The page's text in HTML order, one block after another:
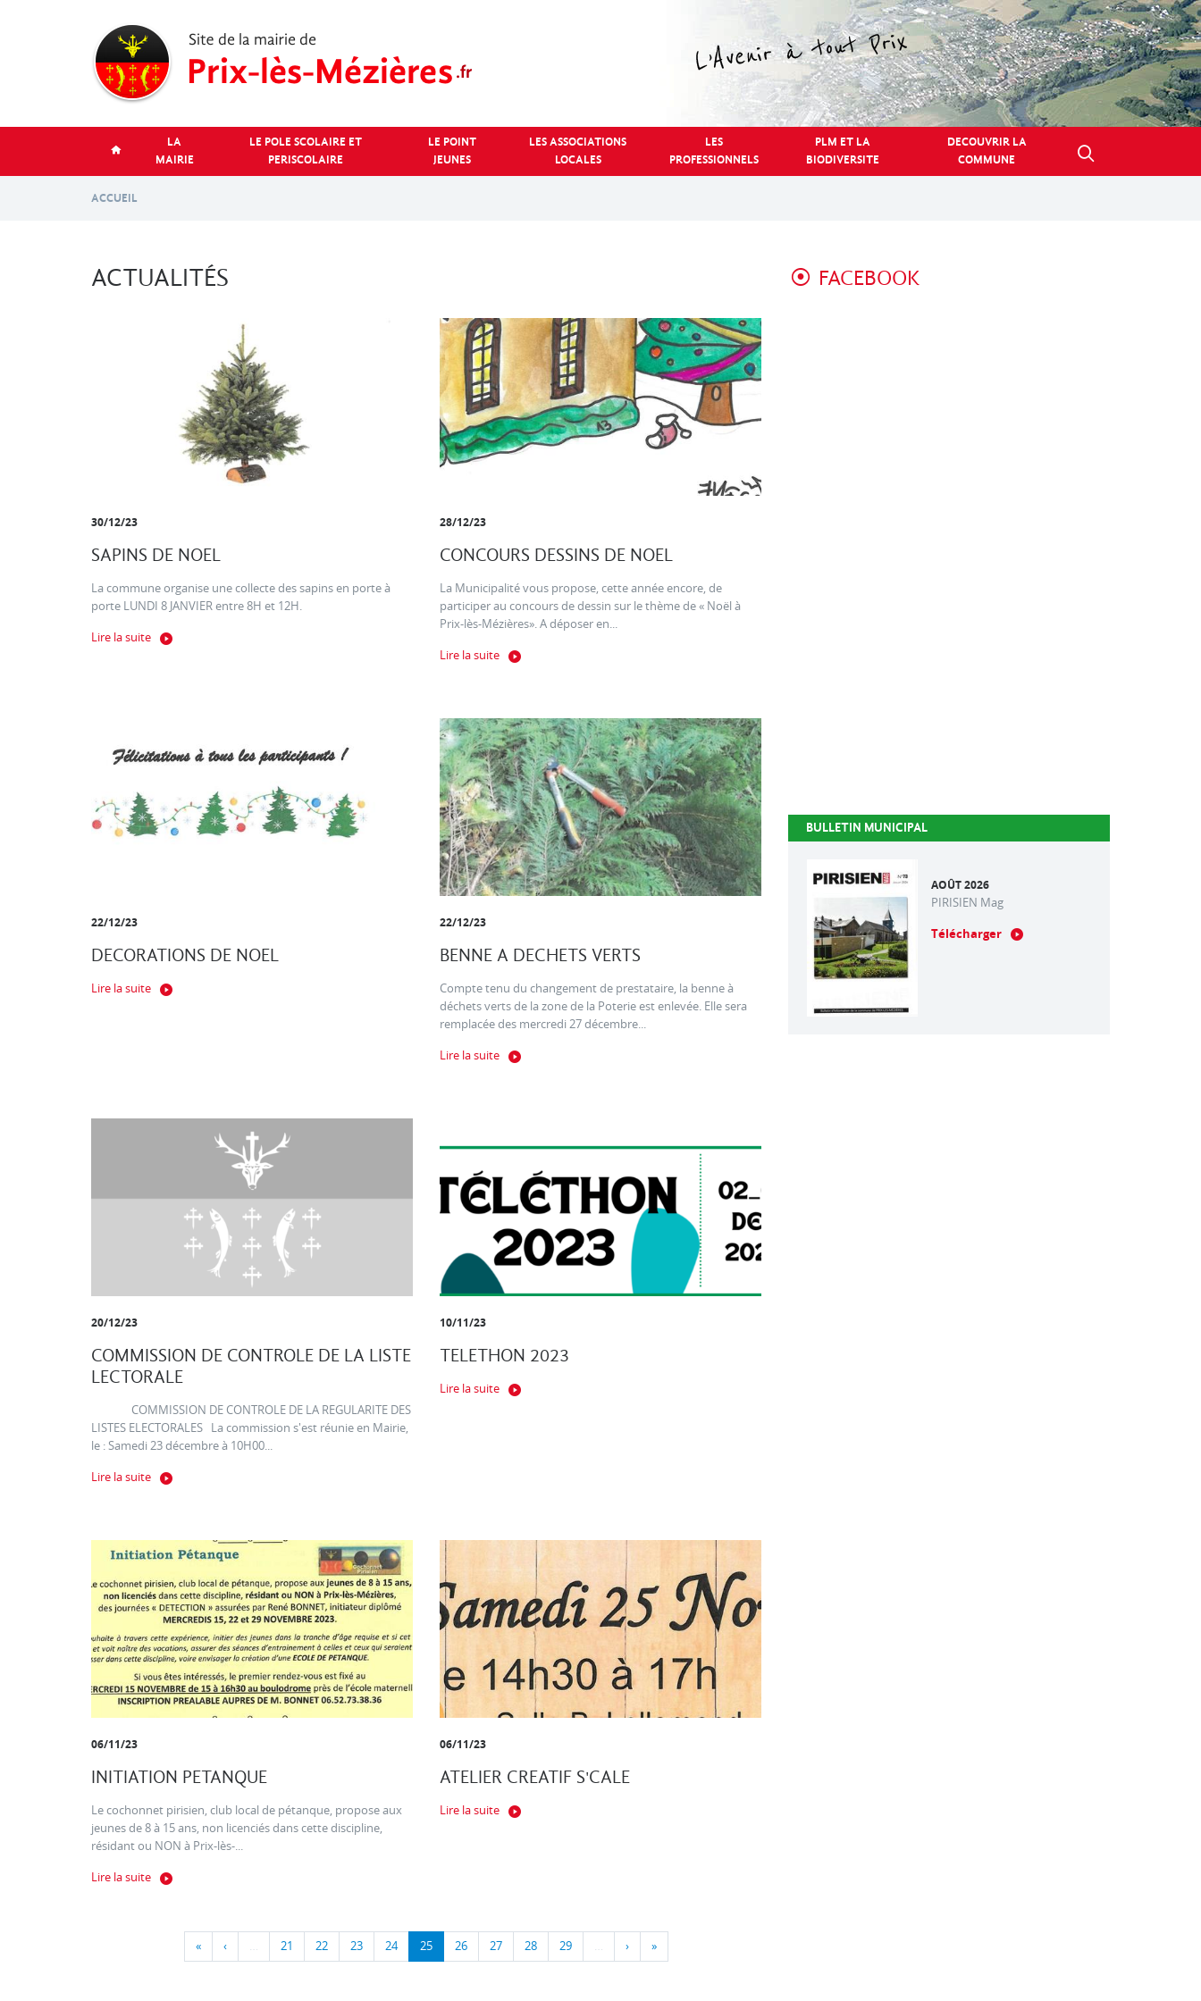
LA
MAIRIE
LE POLE SCOLAIRE ET
PERISCOLAIRE
LE POINT
JEUNES
LES ASSOCIATIONS
LOCALES
LES
PROFESSIONNELS
PLM ET LA
BIODIVERSITE
DECOUVRIR LA
COMMUNE
ACCUEIL
ACTUALITÉS
30/12/23
SAPINS DE NOEL
La commune organise une collecte des sapins en porte à
porte LUNDI 8 JANVIER entre 8H et 12H.
Lire la suite
28/12/23
CONCOURS DESSINS DE NOEL
La Municipalité vous propose, cette année encore, de
participer au concours de dessin sur le thème de « Noël à
Prix-lès-Mézières». A déposer en...
Lire la suite
22/12/23
DECORATIONS DE NOEL
Lire la suite
22/12/23
BENNE A DECHETS VERTS
Compte tenu du changement de prestataire, la benne à
déchets verts de la zone de la Poterie est enlevée. Elle sera
remplacée des mercredi 27 décembre...
Lire la suite
20/12/23
COMMISSION DE CONTROLE DE LA LISTE
LECTORALE
COMMISSION DE CONTROLE DE LA REGULARITE DES
LISTES ELECTORALES La commission s'est réunie en Mairie,
le : Samedi 23 décembre à 10H00...
Lire la suite
10/11/23
TELETHON 2023
Lire la suite
06/11/23
INITIATION PETANQUE
Le cochonnet pirisien, club local de pétanque, propose aux
jeunes de 8 à 15 ans, non licenciés dans cette discipline,
résidant ou NON à Prix-lès-...
Lire la suite
06/11/23
ATELIER CREATIF S'CALE
Lire la suite
« ‹ … 21 22 23 24 25 26 27 28 29 … › »
FACEBOOK
BULLETIN MUNICIPAL
AOÛT 2026
PIRISIEN Mag
Télécharger